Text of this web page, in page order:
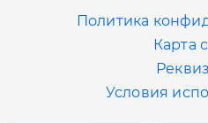
Политика
Карта
Условия
+7 (843) 202-41-47